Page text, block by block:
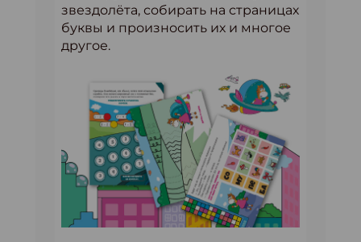
звездолёта, собирать на страницах
буквы и произносить их и многое
другое.